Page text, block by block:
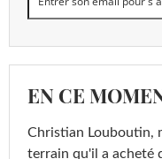
EN CE
Christian Louboutin,
terrain qu'il a acheté